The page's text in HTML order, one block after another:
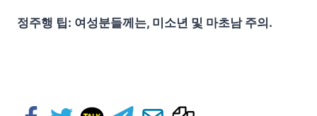
정주행 팁: 여성분들께는, 미소년 및 마초남 주의.